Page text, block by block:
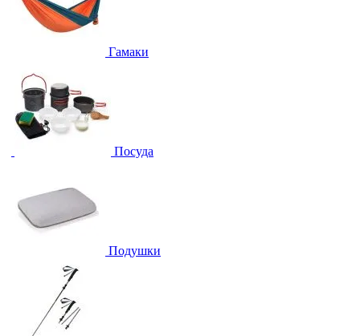
Гамаки
Посуда
Подушки